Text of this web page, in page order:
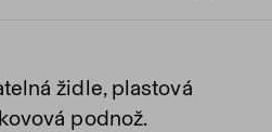
židle, plastová
podnož.